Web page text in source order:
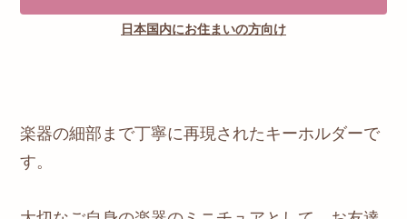
日本国内にお住まいの方向け
楽器の細部まで丁寧に再現されたキーホルダーで
す。